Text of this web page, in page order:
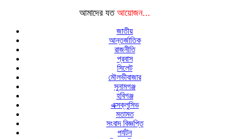
আমাদের যত আয়োজন...
জাতীয়
আন্তর্জাতিক
রাজনীতি
প্রবাস
সিলেট
মৌলভীবাজার
সুনামগঞ্জ
হবিগঞ্জ
এক্সক্লুসিভ
মতামত
সংবাদ বিজ্ঞপ্তি
পর্যটন